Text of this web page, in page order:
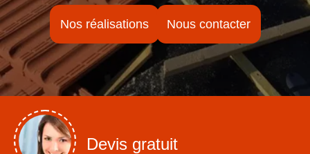
Nos réalisations Nous contacter
Devis gratuit